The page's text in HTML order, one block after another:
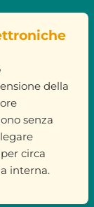
della
senza
circa
interna.